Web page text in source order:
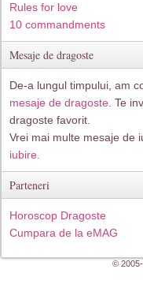
Rules for love
10 commandments
Mesaje de dragoste
De-a lungul timpului, am
mesaje de dragoste . Te
dragoste favorit.
Vrei mai multe mesaje de
iubire.
Parteneri
Horoscop Dragoste
Cumpara de la eMAG
©